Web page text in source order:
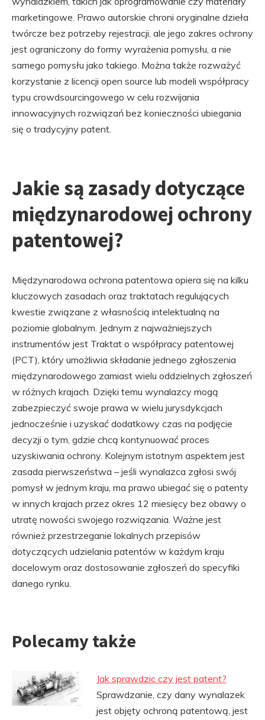
marketingowe. Prawo autorskie chroni oryginalne dzieła
twórcze bez potrzeby rejestracji, ale jego zakres ochrony
jest ograniczony do formy wyrażenia pomysłu, a nie
samego pomysłu jako takiego. Można także rozważyć
korzystanie z licencji open source lub modeli współpracy
typu crowdsourcingowego w celu rozwijania
innowacyjnych rozwiązań bez konieczności ubiegania
się o tradycyjny patent.
Jakie są zasady dotyczące
międzynarodowej ochrony
patentowej?
Międzynarodowa ochrona patentowa opiera się na kilku
kluczowych zasadach oraz traktatach regulujących
kwestie związane z własnością intelektualną na
poziomie globalnym. Jednym z najważniejszych
instrumentów jest Traktat o współpracy patentowej
(PCT), który umożliwia składanie jednego zgłoszenia
międzynarodowego zamiast wielu oddzielnych zgłoszeń
w różnych krajach. Dzięki temu wynalazcy mogą
zabezpieczyć swoje prawa w wielu jurysdykcjach
jednocześnie i uzyskać dodatkowy czas na podjęcie
decyzji o tym, gdzie chcą kontynuować proces
uzyskiwania ochrony. Kolejnym istotnym aspektem jest
zasada pierwszeństwa – jeśli wynalazca zgłosi swój
pomysł w jednym kraju, ma prawo ubiegać się o patenty
w innych krajach przez okres 12 miesięcy bez obawy o
utratę nowości swojego rozwiązania. Ważne jest
również przestrzeganie lokalnych przepisów
dotyczących udzielania patentów w każdym kraju
docelowym oraz dostosowanie zgłoszeń do specyfiki
danego rynku.
Polecamy także
Jak sprawdzic czy jest patent?
Sprawdzanie, czy dany wynalazek
jest objęty ochroną patentową, jest